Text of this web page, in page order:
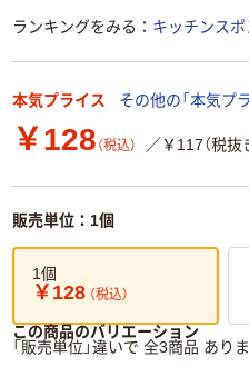
ランキングをみる キッチンス
本気プライス その他の「本気プ
￥128 （税込） ／￥117（税抜
販売単位：1個
1個
￥128 （税込）
この商品のバリエーション
「販売単位」違いで 全3商品 ありま